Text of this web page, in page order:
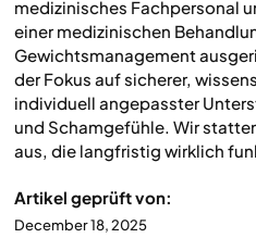
medizinisches Fachpersonal
einer medizinischen
Gewichtsmanagement
der Fokus auf sicherer,
individuell angepasster
und Schamgefühle. Wir
aus, die langfristig wirklich
Artikel geprüft von:
December 18, 2025